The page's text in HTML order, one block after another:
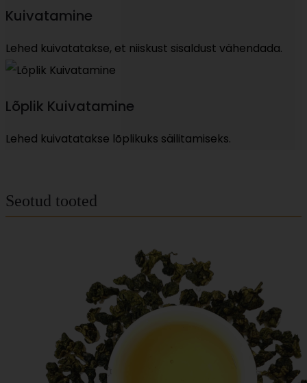
Kuivatamine
Lehed kuivatatakse, et niiskust sisaldust vähendada.
Lõplik Kuivatamine
Lehed kuivatatakse lõplikuks säilitamiseks.
Seotud tooted